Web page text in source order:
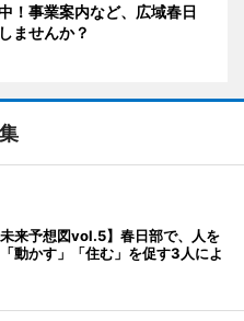
！事業案内など、広域春日
ませんか？
未来予想図vol.5】春日部で、人を
「動かす」「住む」を促す3人によ